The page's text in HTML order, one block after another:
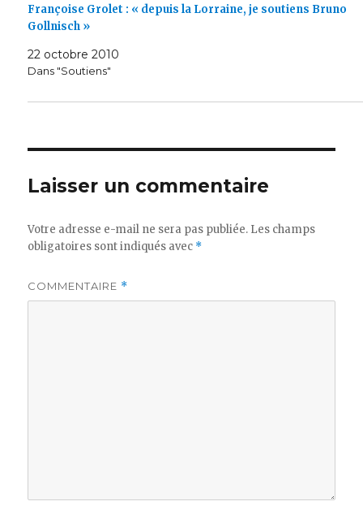
Françoise Grolet : « depuis la Lorraine, je soutiens Bruno
Gollnisch »
22 octobre 2010
Dans "Soutiens"
Laisser un commentaire
Votre adresse e-mail ne sera pas publiée. Les champs
obligatoires sont indiqués avec *
COMMENTAIRE *